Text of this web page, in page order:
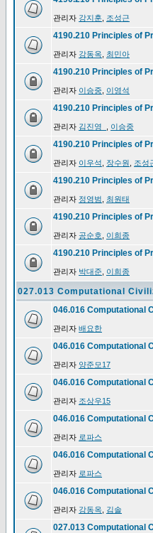
관리자 강지훈 조성근
4190.210 Principles of
관리자 강동옥 최민아
4190.210 Principles of
관리자 이승중 이영석
4190.210 Principles of
관리자 김진영_ 이승중
4190.210 Principles of
관리자 이우석 장수원 조성
4190.210 Principles of
관리자 정영범 최원태
4190.210 Principles of
관리자 공순호 이희종
4190.210 Principles of
관리자 박대준 이희종
027.013 Computational
046.016 Computational
관리자 배요한
046.016 Computational
관리자 양준모17
046.016 Computational
관리자 조상우15
046.016 Computational
관리자 로파스
046.016 Computational
관리자 로파스
046.016 Computational
관리자 강동옥 김솔
027.013 Computational